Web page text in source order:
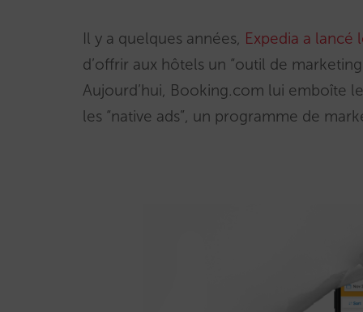
Il y a quelques années, Expedia a lancé
d’offrir aux hôtels un “outil de
Aujourd’hui, Booking.com lui emboîte
les “native ads”, un programme de